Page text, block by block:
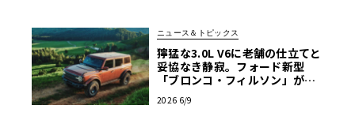
ニュース＆トピックス
獰猛な3.0L V6に老舗の仕立てと
妥協なき静寂。フォード新型
「ブロンコ・フィルソン」が生
2026 6/9